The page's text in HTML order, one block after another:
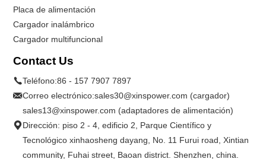
Placa de alimentación
Cargador inalámbrico
Cargador multifuncional
Contact Us
Teléfono:86 - 157 7907 7897
Correo electrónico:sales30@xinspower.com (cargador)
sales13@xinspower.com (adaptadores de alimentación)
Dirección: piso 2 - 4, edificio 2, Parque Científico y
Tecnológico xinhaosheng dayang, No. 11 Furui road, Xintian
community, Fuhai street, Baoan district. Shenzhen, china.